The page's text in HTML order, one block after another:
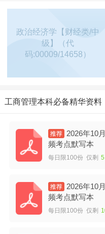
政治经济学【财经类/中
级】（代
码:00009/14658）
工商管理本科必备精华资料
2026年10
频考点默写本
每日限100份 仅剩 5
2026年10
频考点默写本
每日限100份 仅剩